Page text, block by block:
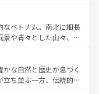
バラエティ豊かな料理
情報は コンテンツ一覧を参
自然美を楽しむことが
絶品のストリートフード
ている。夜には、韓国な
な魅力を心ゆくまで味
お、新着の韓国情報はコンテンツ一
なベトナム。南北に細長
景や青々とした山々、世
ノイの古い町並みやホ
物も、独特の雰囲気を
の豊かさとおいしさで
な自然と歴史が息づく
ち並ぶ一方、伝統的な